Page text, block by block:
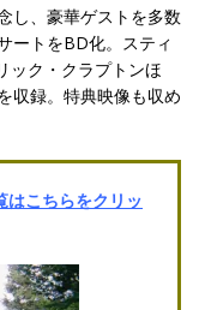
し、豪華ゲストを多数
ートをBD化。スティ
ック・クラプトンほ
収録。特典映像も収め
はこちらをクリッ